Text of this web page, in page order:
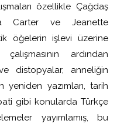
özellikle Çağdaş
Carter ve Jeanette
öğelerin işlevi üzerine
ardından
distopyalar, anneliğin
yeniden yazımları, tarih
gibi konularda Türkçe
yayımlamış, bu